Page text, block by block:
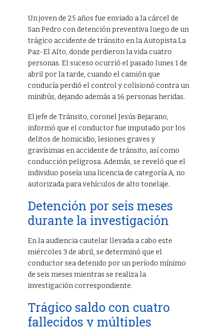
Un joven de 25 años fue enviado a la cárcel de
San Pedro con detención preventiva luego de un
trágico accidente de tránsito en la Autopista La
Paz-El Alto, donde perdieron la vida cuatro
personas. El suceso ocurrió el pasado lunes 1 de
abril por la tarde, cuando el camión que
conducía perdió el control y colisionó contra un
minibús, dejando además a 16 personas heridas.
El jefe de Tránsito, coronel Jesús Bejarano,
informó que el conductor fue imputado por los
delitos de homicidio, lesiones graves y
gravísimas en accidente de tránsito, así como
conducción peligrosa. Además, se reveló que el
individuo poseía una licencia de categoría A, no
autorizada para vehículos de alto tonelaje.
Detención por seis meses
durante la investigación
En la audiencia cautelar llevada a cabo este
miércoles 3 de abril, se determinó que el
conductor sea detenido por un período mínimo
de seis meses mientras se realiza la
investigación correspondiente.
Trágico saldo con cuatro
fallecidos y múltiples